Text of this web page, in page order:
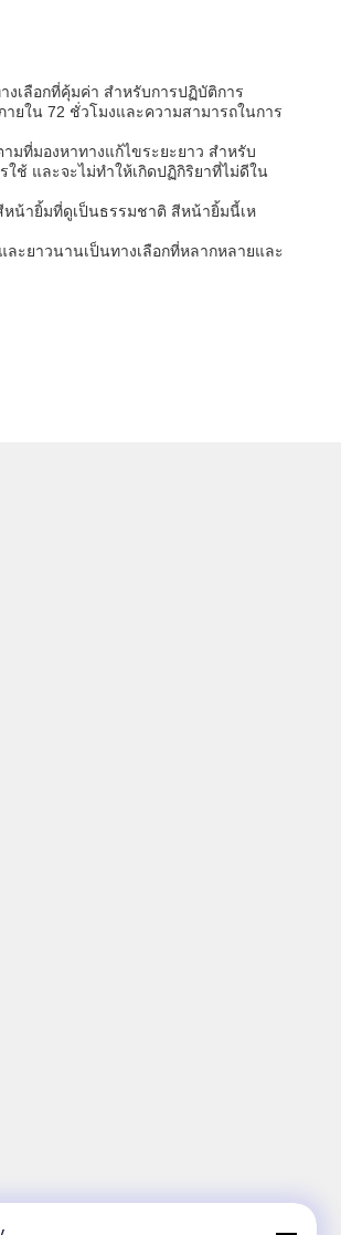
งเลือกที่คุ้มค่า สําหรับการปฏิบัติการ
ยใน 72 ชั่วโมงและความสามารถในการ
มที่มองหาทางแก้ไขระยะยาว สําหรับ
ช้ และจะไม่ทําให้เกิดปฏิกิริยาที่ไม่ดีใน
หน้ายิ้มที่ดูเป็นธรรมชาติ สีหน้ายิ้มนี้เห
ะยาวนานเป็นทางเลือกที่หลากหลายและ